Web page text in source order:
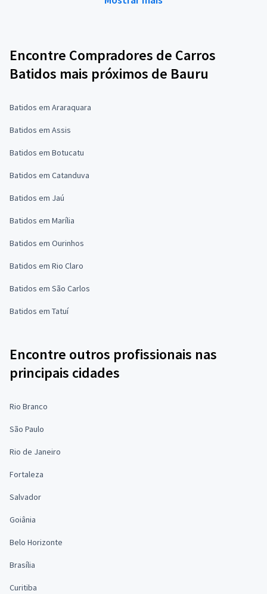
Encontre Compradores de Carros
Batidos mais próximos de Bauru
Batidos em Araraquara
Batidos em Assis
Batidos em Botucatu
Batidos em Catanduva
Batidos em Jaú
Batidos em Marília
Batidos em Ourinhos
Batidos em Rio Claro
Batidos em São Carlos
Batidos em Tatuí
Encontre outros profissionais nas
principais cidades
Rio Branco
São Paulo
Rio de Janeiro
Fortaleza
Salvador
Goiânia
Belo Horizonte
Brasília
Curitiba